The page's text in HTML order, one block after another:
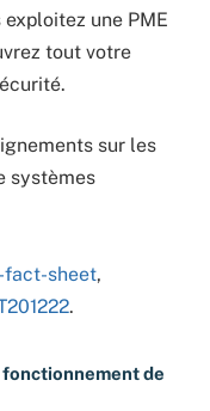
une PME
tout votre
sur les
systèmes
sheet,
.
de